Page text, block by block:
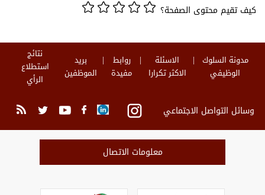
كيف تقيم محتوى الصفحة؟
مدونة السلوك
الوظيفي
الاسئلة
الاكثر تكرارا
روابط
مفيدة
بريد
الموظفين
نتائج
استطلاع
الرأي
وسائل التواصل الاجتماعي
معلومات الاتصال